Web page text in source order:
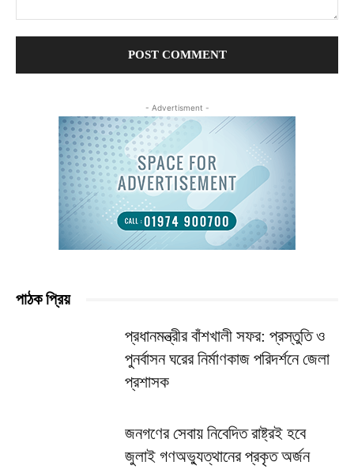
- Advertisment -
পাঠক প্রিয়
প্রধানমন্ত্রীর বাঁশখালী সফর: প্রস্তুতি ও
পুনর্বাসন ঘরের নির্মাণকাজ পরিদর্শনে জেলা
প্রশাসক
জনগণের সেবায় নিবেদিত রাষ্ট্রই হবে
জুলাই গণঅভ্যুত্থানের প্রকৃত অর্জন